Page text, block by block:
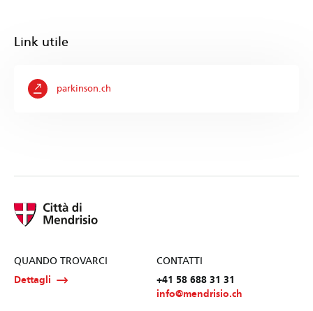
Link utile
parkinson.ch
QUANDO TROVARCI
Dettagli
CONTATTI
+41 58 688 31 31
info@mendrisio.ch